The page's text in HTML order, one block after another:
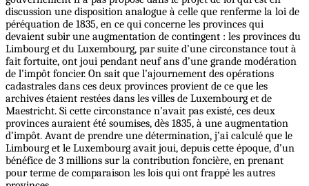
discussion une disposition analogue à celle que renferme la loi de
péréquation de 1835, en ce qui concerne les provinces qui
devaient subir une augmentation de contingent : les provinces du
Limbourg et du Luxembourg, par suite d’une circonstance tout à
fait fortuite, ont joui pendant neuf ans d’une grande modération
de l’impôt foncier. On sait que l’ajournement des opérations
cadastrales dans ces deux provinces provient de ce que les
archives étaient restées dans les villes de Luxembourg et de
Maestricht. Si cette circonstance n’avait pas existé, ces deux
provinces auraient été soumises, dès 1835, à une augmentation
d’impôt. Avant de prendre une détermination, j’ai calculé que le
Limbourg et le Luxembourg avait joui, depuis cette époque, d’un
bénéfice de 3 millions sur la contribution foncière, en prenant
pour terme de comparaison les lois qui ont frappé les autres